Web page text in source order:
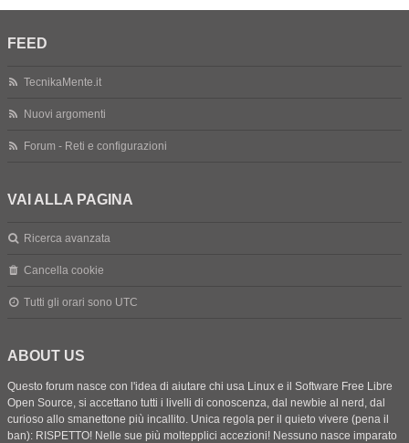
FEED
TecnikaMente.it
Nuovi argomenti
Forum - Reti e configurazioni
VAI ALLA PAGINA
Ricerca avanzata
Cancella cookie
Tutti gli orari sono UTC
ABOUT US
Questo forum nasce con l'idea di aiutare chi usa Linux e il Software Free Libre
Open Source, si accettano tutti i livelli di conoscenza, dal newbie al nerd, dal
curioso allo smanettone più incallito. Unica regola per il quieto vivere (pena il
ban): RISPETTO! Nelle sue più moltepplici accezioni! Nessuno nasce imparato